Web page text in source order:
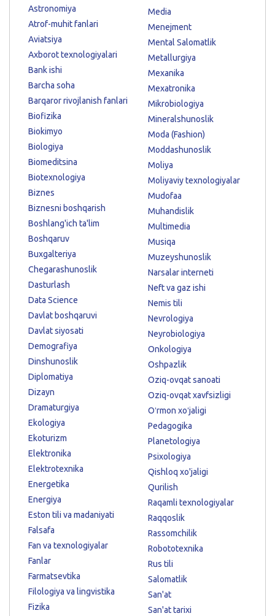
Astronomiya
Atrof-muhit fanlari
Aviatsiya
Axborot texnologiyalari
Bank ishi
Barcha soha
Barqaror rivojlanish fanlari
Biofizika
Biokimyo
Biologiya
Biomeditsina
Biotexnologiya
Biznes
Biznesni boshqarish
Boshlang'ich ta'lim
Boshqaruv
Buxgalteriya
Chegarashunoslik
Dasturlash
Data Science
Davlat boshqaruvi
Davlat siyosati
Demografiya
Dinshunoslik
Diplomatiya
Dizayn
Dramaturgiya
Ekologiya
Ekoturizm
Elektronika
Elektrotexnika
Energetika
Energiya
Eston tili va madaniyati
Falsafa
Fan va texnologiyalar
Fanlar
Farmatsevtika
Filologiya va lingvistika
Fizika
Media
Menejment
Mental Salomatlik
Metallurgiya
Mexanika
Mexatronika
Mikrobiologiya
Mineralshunoslik
Moda (Fashion)
Moddashunoslik
Moliya
Moliyaviy texnologiyalar
Mudofaa
Muhandislik
Multimedia
Musiqa
Muzeyshunoslik
Narsalar interneti
Neft va gaz ishi
Nemis tili
Nevrologiya
Neyrobiologiya
Onkologiya
Oshpazlik
Oziq-ovqat sanoati
Oziq-ovqat xavfsizligi
Oʻrmon xoʻjaligi
Pedagogika
Planetologiya
Psixologiya
Qishloq xo'jaligi
Qurilish
Raqamli texnologiyalar
Raqqoslik
Rassomchilik
Robototexnika
Rus tili
Salomatlik
San'at
San'at tarixi